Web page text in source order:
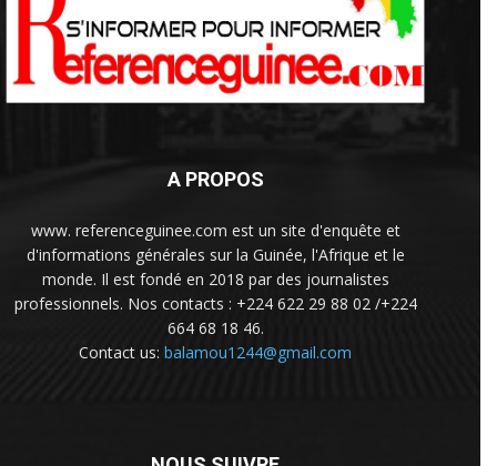
A PROPOS
www. referenceguinee.com est un site d'enquête et
d'informations générales sur la Guinée, l'Afrique et le
monde. Il est fondé en 2018 par des journalistes
professionnels. Nos contacts : +224 622 29 88 02 /+224
664 68 18 46.
Contact us: balamou1244@gmail.com